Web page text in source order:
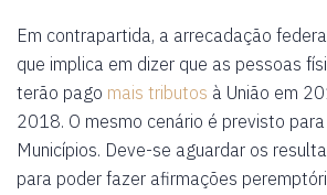
Em contrapartida, a arrecadação
que implica em dizer que as pessoas
terão pago mais tributos à União em
2018. O mesmo cenário é previsto
Municípios. Deve-se aguardar os
para poder fazer afirmações